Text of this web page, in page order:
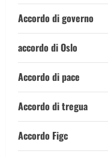
Accordo di governo
accordo di Oslo
Accordo di pace
Accordo di tregua
Accordo Figc